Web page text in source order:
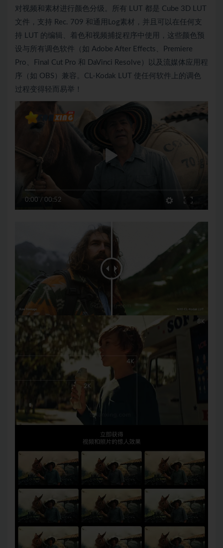
对视频和素材进行颜色分级。所有 LUT 都是 Cube 3D LUT
文件，支持 Rec. 709 和通用Log素材，并且可以在任何支
持 LUT 的编辑、着色和视频捕捉程序中使用，这些颜色预
设与所有调色软件（如 Adob​​e After Effects、Premiere
Pro、Final Cut Pro 和 DaVinci Resolve）以及流媒体应用程
序（如 OBS）兼容。CL-Kodak LUT 使任何软件上的调色
过程变得轻而易举！
0:00 / 00:52